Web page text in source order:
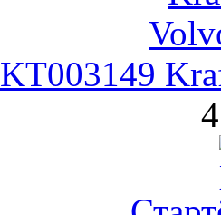
KT003149